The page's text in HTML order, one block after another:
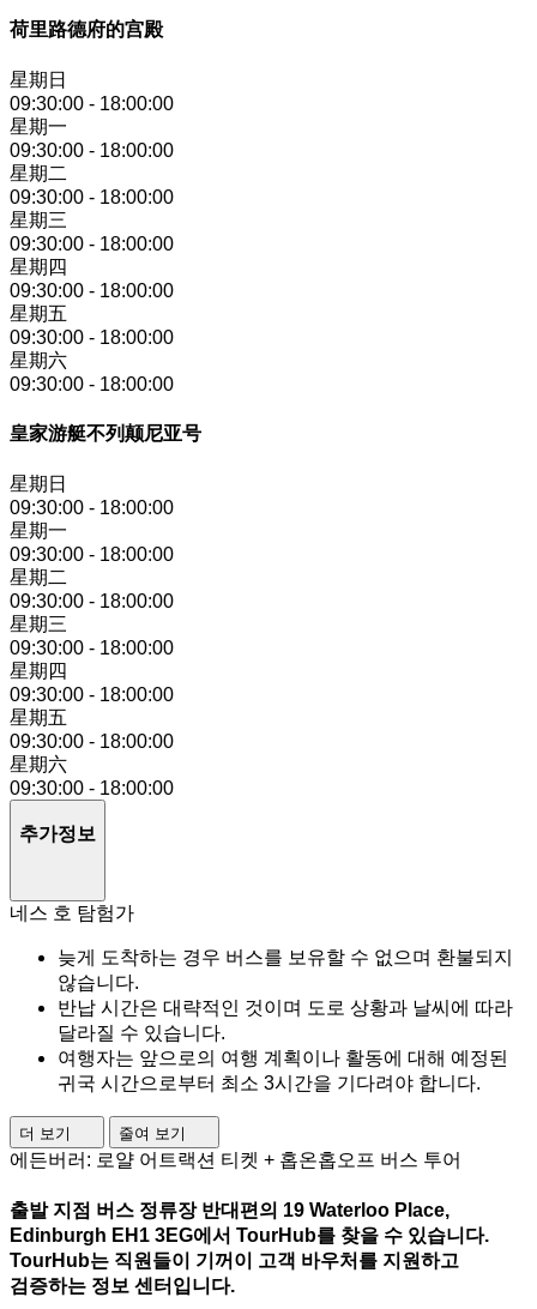
荷里路德府的宫殿
星期日
09:30:00 - 18:00:00
星期一
09:30:00 - 18:00:00
星期二
09:30:00 - 18:00:00
星期三
09:30:00 - 18:00:00
星期四
09:30:00 - 18:00:00
星期五
09:30:00 - 18:00:00
星期六
09:30:00 - 18:00:00
皇家游艇不列颠尼亚号
星期日
09:30:00 - 18:00:00
星期一
09:30:00 - 18:00:00
星期二
09:30:00 - 18:00:00
星期三
09:30:00 - 18:00:00
星期四
09:30:00 - 18:00:00
星期五
09:30:00 - 18:00:00
星期六
09:30:00 - 18:00:00
추가정보
네스 호 탐험가
늦게 도착하는 경우 버스를 보유할 수 없으며 환불되지
않습니다.
반납 시간은 대략적인 것이며 도로 상황과 날씨에 따라
달라질 수 있습니다.
여행자는 앞으로의 여행 계획이나 활동에 대해 예정된
귀국 시간으로부터 최소 3시간을 기다려야 합니다.
더 보기 줄여 보기
에든버러: 로얄 어트랙션 티켓 + 홉온홉오프 버스 투어
출발 지점 버스 정류장 반대편의 19 Waterloo Place,
Edinburgh EH1 3EG에서 TourHub를 찾을 수 있습니다.
TourHub는 직원들이 기꺼이 고객 바우처를 지원하고
검증하는 정보 센터입니다.